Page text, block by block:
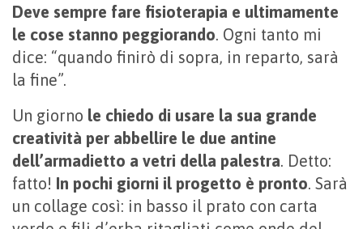
Deve sempre fare fisioterapia e ultimamente
le cose stanno peggiorando. Ogni tanto mi
dice: “quando finirò di sopra, in reparto, sarà
la fine”.
Un giorno le chiedo di usare la sua grande
creatività per abbellire le due antine
dell’armadietto a vetri della palestra. Detto:
fatto! In pochi giorni il progetto è pronto. Sarà
un collage così: in basso il prato con carta